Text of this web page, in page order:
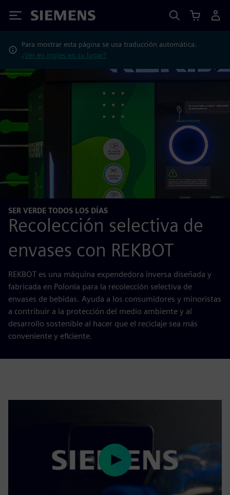
Siemens
Para mostrar esta página se usa traducción automática.
¿Ver en inglés en su lugar?
SER VERDE TODOS LOS DÍAS
Recolección selectiva de
envases con REKBOT
REKBOT es una máquina expendedora inversa diseñada y
fabricada en Polonia para la recolección selectiva de
envases de bebidas. Ayuda a los consumidores y minoristas
a contribuir a la protección del medio ambiente y al
desarrollo sostenible al hacer que el reciclaje sea más
conveniente y eficiente.
Play